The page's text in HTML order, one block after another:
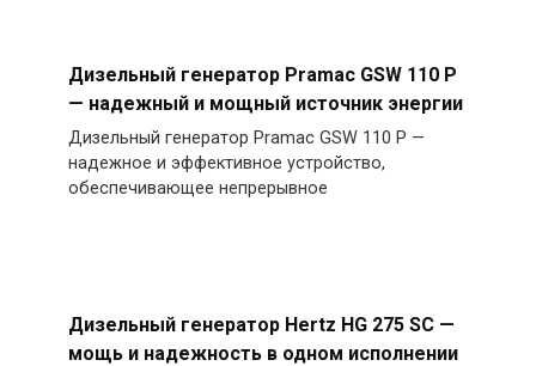
Дизельный генератор Pramac GSW 110 P
— надежный и мощный источник энергии
Дизельный генератор Pramac GSW 110 P —
надежное и эффективное устройство,
обеспечивающее непрерывное
Дизельный генератор Hertz HG 275 SC —
мощь и надежность в одном исполнении